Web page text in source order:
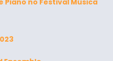
Piano no Festival Música